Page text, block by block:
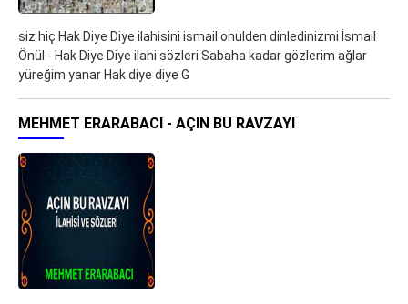
siz hiç Hak Diye Diye ilahisini ismail onulden dinledinizmi İsmail
Önül - Hak Diye Diye ilahi sözleri Sabaha kadar gözlerim ağlar
yüreğim yanar Hak diye diye G
MEHMET ERARABACI - AÇIN BU RAVZAYI